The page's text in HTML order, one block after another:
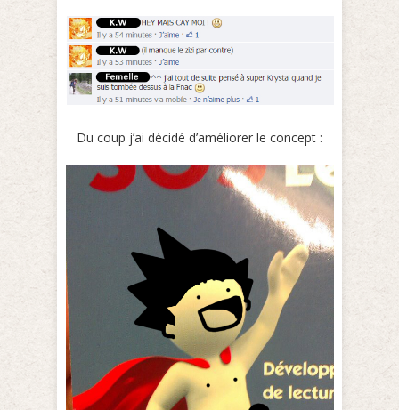
Du coup j’ai décidé d’améliorer le concept :